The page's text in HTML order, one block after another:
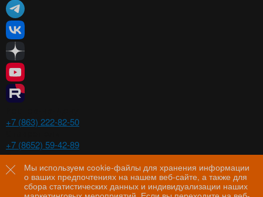
Мы используем cookie-файлы для хранения информации
о ваших предпочтениях на нашем веб-сайте, а также для
сбора статистических данных и индивидуализации наших
+7 (863) 222-82-50
+7 (8652) 59-42-89
Волгоград
+7 (8442) 29-00-21
Пятигорск
+7 (8793) 97-60-44